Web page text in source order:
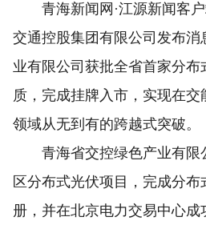
青海新闻网·江源新闻客户
交通控股集团有限公司发布
业有限公司获批全省首家分
质，完成挂牌入市，实现在
领域从无到有的跨越式突破。
青海省交控绿色产业有限
区分布式光伏项目，完成分
册，并在北京电力交易中心成